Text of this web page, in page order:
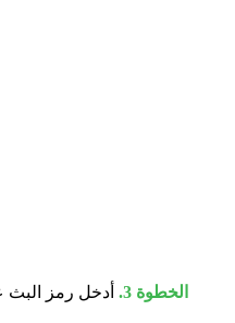
الخطوة 3.
أدخل رمز البث